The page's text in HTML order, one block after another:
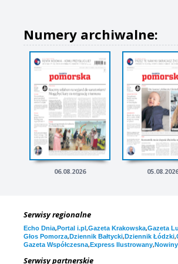
Numery archiwalne:
06.08.2026 05.08.2026
Serwisy regionalne
Echo Dnia,Portal i.pl,Gazeta Krakowska,Gazeta
Głos Pomorza,Dziennik Bałtycki,Dziennik Łódzki,
Gazeta Współczesna,Express Ilustrowany,Nowiny
Serwisy partnerskie